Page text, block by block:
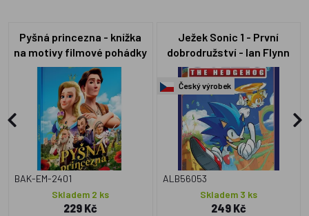
Pyšná princezna - knížka
na motivy filmové pohádky
BAK-EM-2401
Skladem 2 ks
229 Kč
Ježek Sonic 1 - První
dobrodružství - Ian Flynn
Český výrobek
ALB56053
Skladem 3 ks
249 Kč